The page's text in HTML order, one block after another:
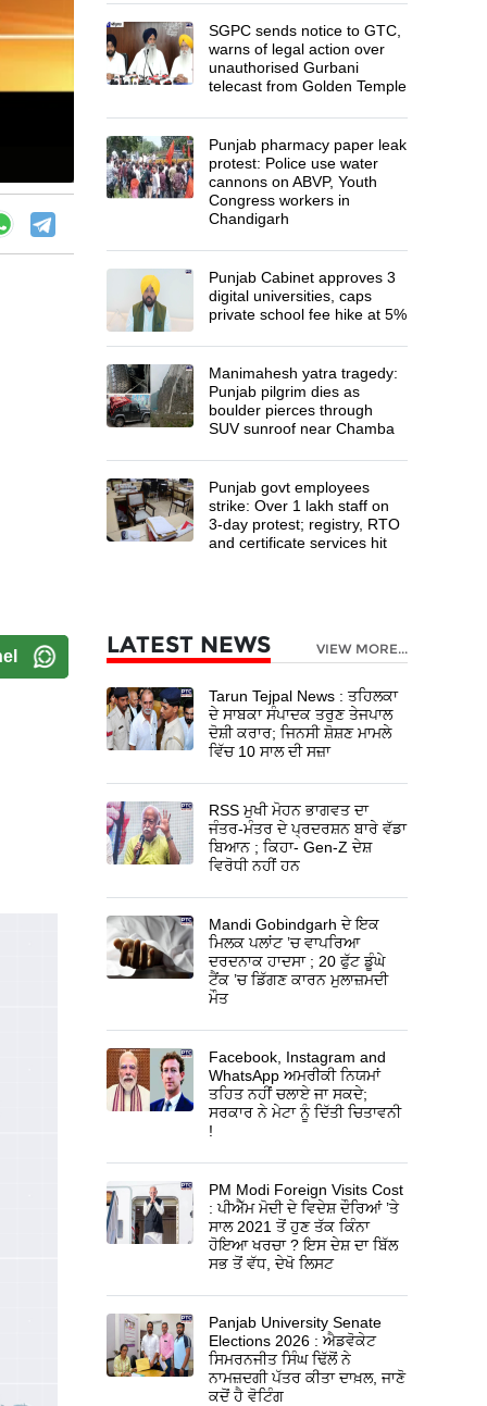
SGPC sends notice to GTC,
warns of legal action over
unauthorised Gurbani
telecast from Golden Temple
Punjab pharmacy paper leak
protest: Police use water
cannons on ABVP, Youth
Congress workers in
Chandigarh
Punjab Cabinet approves 3
digital universities, caps
private school fee hike at 5%
Manimahesh yatra tragedy:
Punjab pilgrim dies as
boulder pierces through
SUV sunroof near Chamba
Punjab govt employees
strike: Over 1 lakh staff on
3-day protest; registry, RTO
and certificate services hit
LATEST NEWS VIEW MORE...
Tarun Tejpal News : ਤਹਿਲਕਾ
ਦੇ ਸਾਬਕਾ ਸੰਪਾਦਕ ਤਰੁਣ ਤੇਜਪਾਲ
ਦੋਸ਼ੀ ਕਰਾਰ; ਜਿਨਸੀ ਸ਼ੋਸ਼ਣ ਮਾਮਲੇ
ਵਿੱਚ 10 ਸਾਲ ਦੀ ਸਜ਼ਾ
RSS ਮੁਖੀ ਮੋਹਨ ਭਾਗਵਤ ਦਾ
ਜੰਤਰ-ਮੰਤਰ ਦੇ ਪ੍ਰਦਰਸ਼ਨ ਬਾਰੇ ਵੱਡਾ
ਬਿਆਨ ; ਕਿਹਾ- Gen-Z ਦੇਸ਼
ਵਿਰੋਧੀ ਨਹੀਂ ਹਨ
Mandi Gobindgarh ਦੇ ਇਕ
ਮਿਲਕ ਪਲਾਂਟ ’ਚ ਵਾਪਰਿਆ
ਦਰਦਨਾਕ ਹਾਦਸਾ ; 20 ਫੁੱਟ ਡੂੰਘੇ
ਟੈਂਕ ’ਚ ਡਿੱਗਣ ਕਾਰਨ ਮੁਲਾਜ਼ਮਦੀ
ਮੌਤ
Facebook, Instagram and
WhatsApp ਅਮਰੀਕੀ ਨਿਯਮਾਂ
ਤਹਿਤ ਨਹੀਂ ਚਲਾਏ ਜਾ ਸਕਦੇ;
ਸਰਕਾਰ ਨੇ ਮੇਟਾ ਨੂੰ ਦਿੱਤੀ ਚਿਤਾਵਨੀ
!
PM Modi Foreign Visits Cost
: ਪੀਐੱਮ ਮੋਦੀ ਦੇ ਵਿਦੇਸ਼ ਦੌਰਿਆਂ ’ਤੇ
ਸਾਲ 2021 ਤੋਂ ਹੁਣ ਤੱਕ ਕਿੰਨਾ
ਹੋਇਆ ਖਰਚਾ ? ਇਸ ਦੇਸ਼ ਦਾ ਬਿੱਲ
ਸਭ ਤੋਂ ਵੱਧ, ਦੇਖੋ ਲਿਸਟ
Panjab University Senate
Elections 2026 : ਐਡਵੋਕੇਟ
ਸਿਮਰਨਜੀਤ ਸਿੰਘ ਢਿੱਲੋਂ ਨੇ
ਨਾਮਜ਼ਦਗੀ ਪੱਤਰ ਕੀਤਾ ਦਾਖ਼ਲ, ਜਾਣੋ
ਕਦੋਂ ਹੈ ਵੋਟਿੰਗ